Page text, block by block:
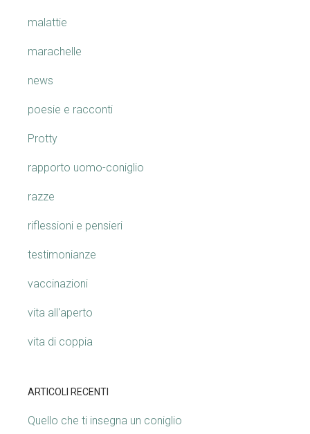
malattie
marachelle
news
poesie e racconti
Protty
rapporto uomo-coniglio
razze
riflessioni e pensieri
testimonianze
vaccinazioni
vita all'aperto
vita di coppia
ARTICOLI RECENTI
Quello che ti insegna un coniglio